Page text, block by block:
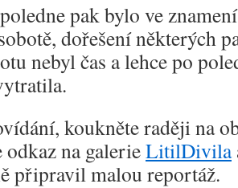
pak bylo ve
dořešení některých
nebyl čas a lehce po
koukněte raději na
na galerieLitilDivila
připravil malou reportáž.